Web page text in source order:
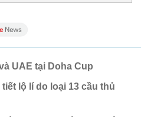
UAE tại Doha Cup
lộ lí do loại 13 cầu thủ